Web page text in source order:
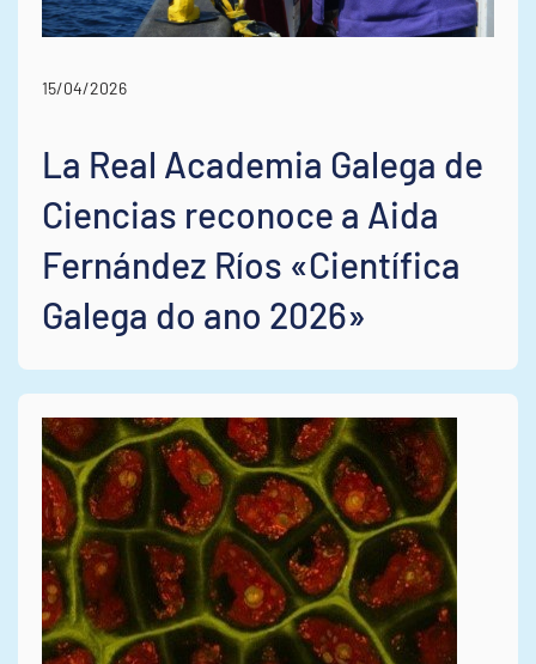
15/04/2026
La Real Academia Galega de
Ciencias reconoce a Aida
Fernández Ríos «Científica
Galega do ano 2026»